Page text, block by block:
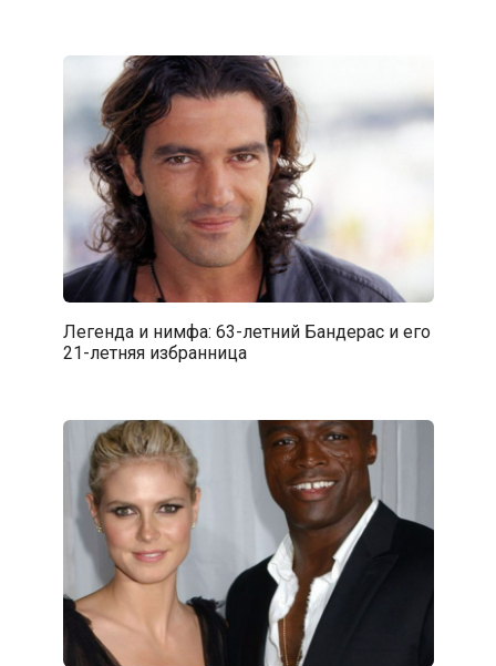
Легенда и нимфа: 63-летний Бандерас и его
21-летняя избранница